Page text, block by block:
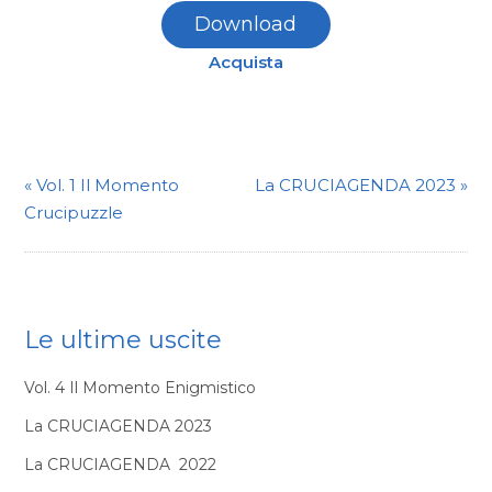
Download
Acquista
« Vol. 1 Il Momento
Crucipuzzle
La CRUCIAGENDA 2023 »
Le ultime uscite
Vol. 4 Il Momento Enigmistico
La CRUCIAGENDA 2023
La CRUCIAGENDA 2022